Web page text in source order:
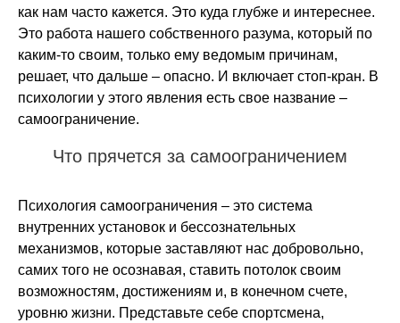
как нам часто кажется. Это куда глубже и интереснее.
Это работа нашего собственного разума, который по
каким-то своим, только ему ведомым причинам,
решает, что дальше – опасно. И включает стоп-кран. В
психологии у этого явления есть свое название –
самоограничение.
Что прячется за самоограничением
Психология самоограничения – это система
внутренних установок и бессознательных
механизмов, которые заставляют нас добровольно,
самих того не осознавая, ставить потолок своим
возможностям, достижениям и, в конечном счете,
уровню жизни. Представьте себе спортсмена,